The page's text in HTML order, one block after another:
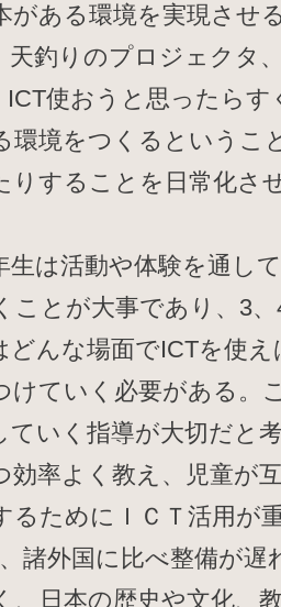
がある環境を実現させ
天釣りのプロジェクタ
ICT使おうと思ったら
環境をつくるというこ
りすることを日常化さ
生は活動や体験を通し
ことが大事であり、3
どんな場面でICTを使
けていく必要がある。
ていく指導が大切だと
効率よく教え、児童が
るためにＩＣＴ活用が
諸外国に比べ整備が
、日本の歴史や文化、